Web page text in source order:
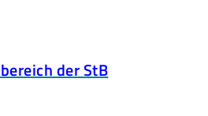
der StB